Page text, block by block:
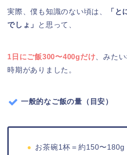
実際、僕も知識のない頃は、
「
でしょ」
と思って、
1日にご飯300〜400gだけ 、みた
時期がありました。
一般的なご飯の量（目安）
お茶碗1杯＝約150〜180g